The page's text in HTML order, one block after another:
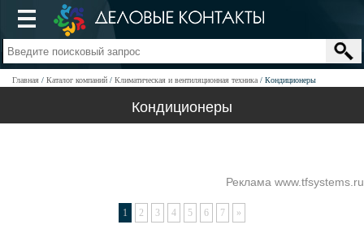
Главная Каталог компаний Климатическая и вентиляционная техника Кондиционеры
Кондиционеры
Реклама www.tfsystems.ru
1 2 3 4 5 6 7 »